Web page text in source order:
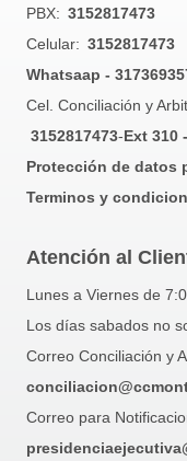
PBX: 3152817473
Celular: 3152817473
Whatsaap -
Cel. Conciliación y
3152817473-Ext 310
Protección de datos
Terminos y
Atención al
Lunes a Viernes de
Los días sabados no
Correo Conciliación y
Correo para